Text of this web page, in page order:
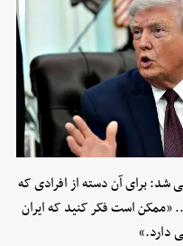
برای آن دسته از افرادی که
«ممکن است فکر کنید که ایران
دارد.»